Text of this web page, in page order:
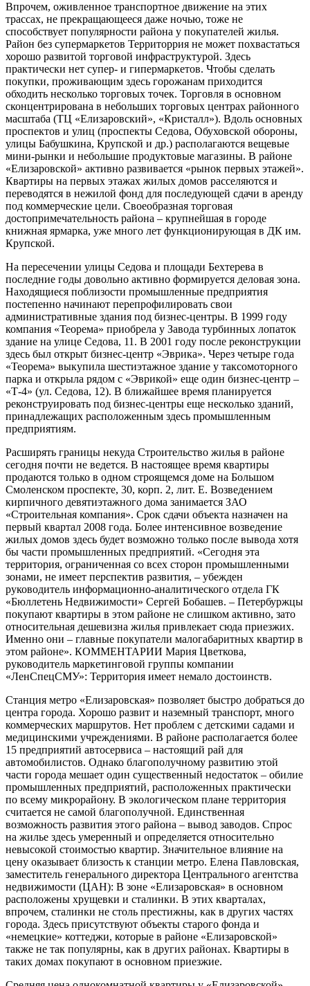
Впрочем, оживленное транспортное движение на этих
трассах, не прекращающееся даже ночью, тоже не
способствует популярности района у покупателей жилья.
Район без супермаркетов Территоррия не может похвастаться
хорошо развитой торговой инфраструктурой. Здесь
практически нет супер- и гипермаркетов. Чтобы сделать
покупки, проживающим здесь горожанам приходится
обходить несколько торговых точек. Торговля в основном
сконцентрирована в небольших торговых центрах районного
масштаба (ТЦ «Елизаровский», «Кристалл»). Вдоль основных
проспектов и улиц (проспекты Седова, Обуховской обороны,
улицы Бабушкина, Крупской и др.) располагаются вещевые
мини-рынки и небольшие продуктовые магазины. В районе
«Елизаровской» активно развивается «рынок первых этажей».
Квартиры на первых этажах жилых домов расселяются и
переводятся в нежилой фонд для последующей сдачи в аренду
под коммерческие цели. Своеобразная торговая
достопримечательность района – крупнейшая в городе
книжная ярмарка, уже много лет функционирующая в ДК им.
Крупской.
На пересечении улицы Седова и площади Бехтерева в
последние годы довольно активно формируется деловая зона.
Находящиеся поблизости промышленные предприятия
постепенно начинают перепрофилировать свои
административные здания под бизнес-центры. В 1999 году
компания «Теорема» приобрела у Завода турбинных лопаток
здание на улице Седова, 11. В 2001 году после реконструкции
здесь был открыт бизнес-центр «Эврика». Через четыре года
«Теорема» выкупила шестиэтажное здание у таксомоторного
парка и открыла рядом с «Эврикой» еще один бизнес-центр –
«Т-4» (ул. Седова, 12). В ближайшее время планируется
реконструировать под бизнес-центры еще несколько зданий,
принадлежащих расположенным здесь промышленным
предприятиям.
Расширять границы некуда Строительство жилья в районе
сегодня почти не ведется. В настоящее время квартиры
продаются только в одном строящемся доме на Большом
Смоленском проспекте, 30, корп. 2, лит. Е. Возведением
кирпичного девятиэтажного дома занимается ЗАО
«Строительная компания». Срок сдачи объекта назначен на
первый квартал 2008 года. Более интенсивное возведение
жилых домов здесь будет возможно только после вывода хотя
бы части промышленных предприятий. «Сегодня эта
территория, ограниченная со всех сторон промышленными
зонами, не имеет перспектив развития, – убежден
руководитель информационно-аналитического отдела ГК
«Бюллетень Недвижимости» Сергей Бобашев. – Петербуржцы
покупают квартиры в этом районе не слишком активно, зато
относительная дешевизна жилья привлекает сюда приезжих.
Именно они – главные покупатели малогабаритных квартир в
этом районе». КОММЕНТАРИИ Мария Цветкова,
руководитель маркетинговой группы компании
«ЛенСпецСМУ»: Территория имеет немало достоинств.
Станция метро «Елизаровская» позволяет быстро добраться до
центра города. Хорошо развит и наземный транспорт, много
коммерческих маршрутов. Нет проблем с детскими садами и
медицинскими учреждениями. В районе располагается более
15 предприятий автосервиса – настоящий рай для
автомобилистов. Однако благополучному развитию этой
части города мешает один существенный недостаток – обилие
промышленных предприятий, расположенных практически
по всему микрорайону. В экологическом плане территория
считается не самой благополучной. Единственная
возможность развития этого района – вывод заводов. Спрос
на жилье здесь умеренный и определяется относительно
невысокой стоимостью квартир. Значительное влияние на
цену оказывает близость к станции метро. Елена Павловская,
заместитель генерального директора Центрального агентства
недвижимости (ЦАН): В зоне «Елизаровская» в основном
расположены хрущевки и сталинки. В этих кварталах,
впрочем, сталинки не столь престижны, как в других частях
города. Здесь присутствуют объекты старого фонда и
«немецкие» коттеджи, которые в районе «Елизаровской»
также не так популярны, как в других районах. Квартиры в
таких домах покупают в основном приезжие.